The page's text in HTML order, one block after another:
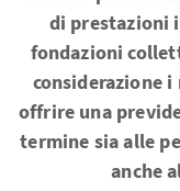
di prestazioni
fondazioni
considerazione
offrire una
termine sia alle
anche